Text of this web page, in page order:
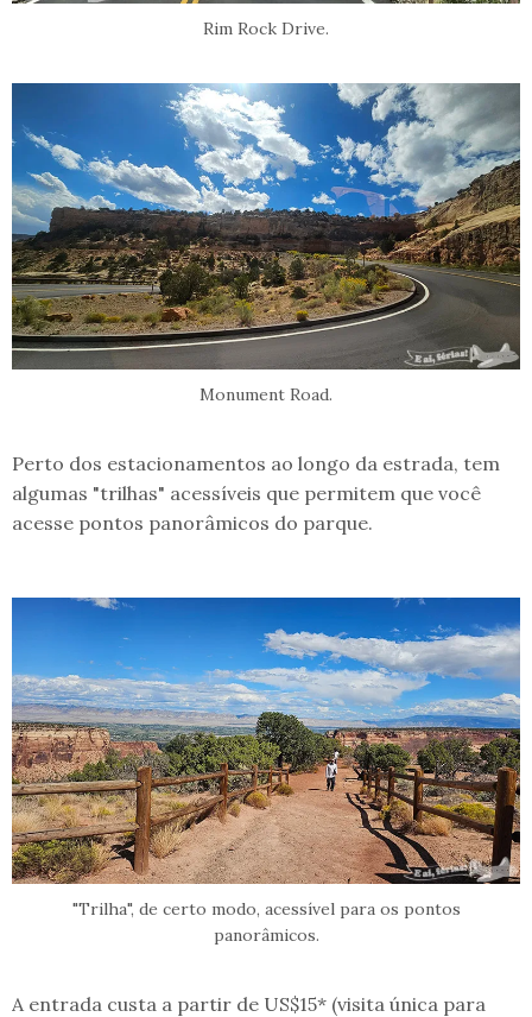
Rim Rock Drive.
Monument Road.
Perto dos estacionamentos ao longo da estrada, tem
algumas "trilhas" acessíveis que permitem que você
acesse pontos panorâmicos do parque.
"Trilha", de certo modo, acessível para os pontos
panorâmicos.
A entrada custa a partir de US$15* (visita única para